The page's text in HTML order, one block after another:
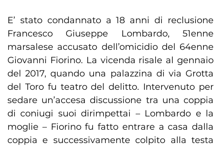
E’ stato condannato a 18 anni di reclusione
Francesco Giuseppe Lombardo, 51enne
marsalese accusato dell’omicidio del 64enne
Giovanni Fiorino. La vicenda risale al gennaio
del 2017, quando una palazzina di via Grotta
del Toro fu teatro del delitto. Intervenuto per
sedare un’accesa discussione tra una coppia
di coniugi suoi dirimpettai – Lombardo e la
moglie – Fiorino fu fatto entrare a casa dalla
coppia e successivamente colpito alla testa